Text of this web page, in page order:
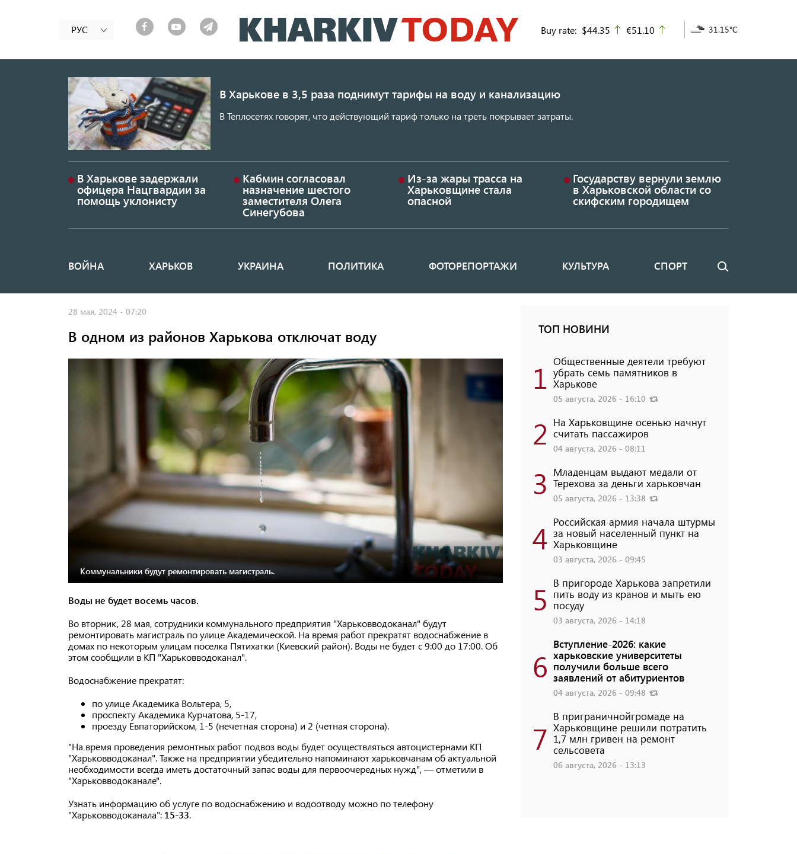
к
основному
РУС Buy rate: $44.35 up
€51.10 31.15°C
В Харькове в 3,5 раза поднимут тарифы на воду и канализацию
В Теплосетях говорят, что действующий тариф только на треть покрывает затраты.
В Харькове задержали
офицера Нацгвардии за
помощь уклонисту
Кабмин согласовал
назначение шестого
заместителя Олега
Синегубова
Из-за жары трасса на
Харьковщине стала
опасной
Государству вернули землю
в Харьковской области со
скифским городищем
Основная
ВОЙНА ХАРЬКОВ УКРАИНА ПОЛИТИКА ФОТОРЕПОРТАЖИ КУЛЬТУРА СПОРТ Поиск
28 мая, 2024 - 07:20
В одном из районов Харькова отключат воду
Коммунальники будут ремонтировать магистраль.
Воды не будет восемь часов.
Во вторник, 28 мая, сотрудники коммунального предприятия "Харьковводоканал" будут
ремонтировать магистраль по улице Академической. На время работ прекратят водоснабжение в
домах по некоторым улицам поселка Пятихатки (Киевский район). Воды не будет с 9:00 до 17:00. Об
этом сообщили в КП "Харьковводоканал".
Водоснабжение прекратят:
по улице Академика Вольтера, 5,
проспекту Академика Курчатова, 5-17,
проезду Евпаторийском, 1-5 (нечетная сторона) и 2 (четная сторона).
"На время проведения ремонтных работ подвоз воды будет осуществляться автоцистернами КП
"Харьковводоканал". Также на предприятии убедительно напоминают харьковчанам об актуальной
необходимости всегда иметь достаточный запас воды для первоочередных нужд", — отметили в
"Харьковводоканале".
Узнать информацию об услуге по водоснабжению и водоотводу можно по телефону
"Харьковводоканала": 15-33.
ТОП НОВИНИ
1 Общественные деятели требуют
убрать семь памятников в
Харькове
05 августа, 2026 - 16:10
2 На Харьковщине осенью начнут
считать пассажиров
04 августа, 2026 - 08:11
3 Младенцам выдают медали от
Терехова за деньги харьковчан
05 августа, 2026 - 13:38
4 Российская армия начала штурмы
за новый населенный пункт на
Харьковщине
03 августа, 2026 - 09:45
5 В пригороде Харькова запретили
пить воду из кранов и мыть ею
посуду
03 августа, 2026 - 14:18
6
Вступление-2026: какие
харьковские университеты
получили больше всего
заявлений от абитуриентов
04 августа, 2026 - 09:48
7
В приграничнойгромаде на
Харьковщине решили потратить
1,7 млн ​​гривен на ремонт
сельсовета
06 августа, 2026 - 13:13